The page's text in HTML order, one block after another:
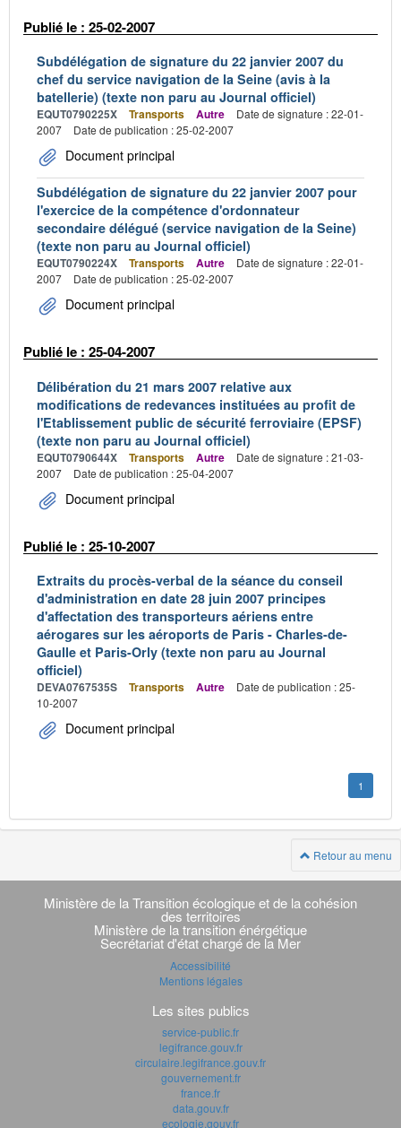
Publié le : 25-02-2007
Subdélégation de signature du 22 janvier 2007 du
chef du service navigation de la Seine (avis à la
batellerie) (texte non paru au Journal officiel)
EQUT0790225X Transports Autre
Date de signature : 22-01-
2007
Date de publication : 25-02-2007
Document principal
Subdélégation de signature du 22 janvier 2007 pour
l'exercice de la compétence d'ordonnateur
secondaire délégué (service navigation de la Seine)
(texte non paru au Journal officiel)
EQUT0790224X Transports Autre
Date de signature : 22-01-
2007
Date de publication : 25-02-2007
Document principal
Publié le : 25-04-2007
Délibération du 21 mars 2007 relative aux
modifications de redevances instituées au profit de
l'Etablissement public de sécurité ferroviaire (EPSF)
(texte non paru au Journal officiel)
EQUT0790644X Transports Autre
Date de signature : 21-03-
2007
Date de publication : 25-04-2007
Document principal
Publié le : 25-10-2007
Extraits du procès-verbal de la séance du conseil
d'administration en date 28 juin 2007 principes
d'affectation des transporteurs aériens entre
aérogares sur les aéroports de Paris - Charles-de-
Gaulle et Paris-Orly (texte non paru au Journal
officiel)
DEVA0767535S Transports Autre
Date de publication : 25-
10-2007
Document principal
1
Retour au menu
Navigation
transverse
Ministère de la Transition écologique et de la cohésion
des territoires
Ministère de la transition énérgétique
Secrétariat d'état chargé de la Mer
Accessibilité
Mentions légales
Les sites publics
service-public.fr
legifrance.gouv.fr
circulaire.legifrance.gouv.fr
gouvernement.fr
france.fr
data.gouv.fr
ecologie.gouv.fr